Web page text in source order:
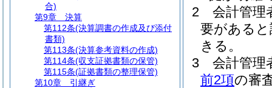
2
会計管理
要がある
きる。
3
会計管理
前2項の審
合)
第9章
決算
第112条(決算調書の作成及び添付
書類)
第113条(決算参考資料の作成)
第114条(収支証拠書類の保管)
第115条(証拠書類の整理保管)
第10章
引継ぎ